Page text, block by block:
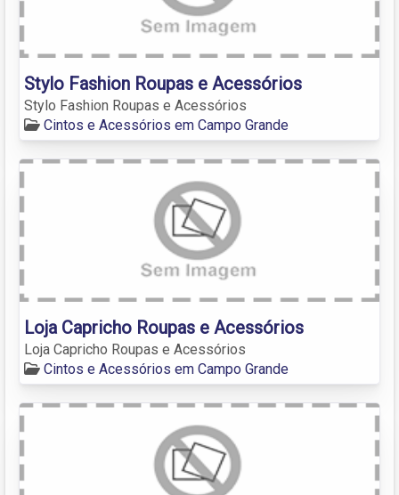
Stylo Fashion Roupas e Acessórios
Stylo Fashion Roupas e Acessórios
Cintos e Acessórios em Campo Grande
Loja Capricho Roupas e Acessórios
Loja Capricho Roupas e Acessórios
Cintos e Acessórios em Campo Grande